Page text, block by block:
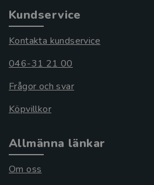
Kundservice
Kontakta kundservice
046-31 21 00
Frågor och svar
Köpvillkor
Allmänna länkar
Om oss